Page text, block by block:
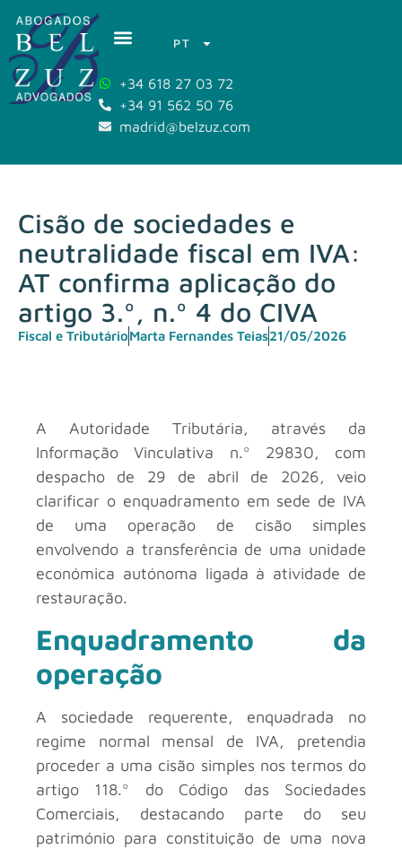
PT
+34 618 27 03 72
+34 91 562 50 76
madrid@belzuz.com
Cisão de sociedades e
neutralidade fiscal em IVA:
AT confirma aplicação do
artigo 3.º, n.º 4 do CIVA
Fiscal e TributárioMarta Fernandes Teias21/05/2026
A Autoridade Tributária, através da
Informação Vinculativa n.º 29830, com
despacho de 29 de abril de 2026, veio
clarificar o enquadramento em sede de IVA
de uma operação de cisão simples
envolvendo a transferência de uma unidade
económica autónoma ligada à atividade de
restauração.
Enquadramento da
operação
A sociedade requerente, enquadrada no
regime normal mensal de IVA, pretendia
proceder a uma cisão simples nos termos do
artigo 118.º do Código das Sociedades
Comerciais, destacando parte do seu
património para constituição de uma nova